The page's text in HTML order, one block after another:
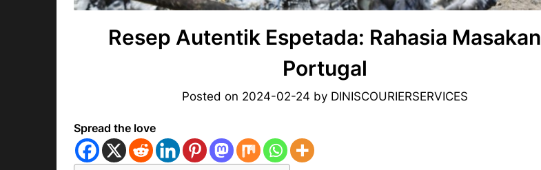
Resep Autentik Espetada: Rahasia Masakan
Portugal
Posted on 2024-02-24 by DINISCOURIERSERVICES
Spread the love